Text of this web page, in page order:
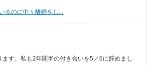
るのに中々離婚をし...
ます。私も2年間半の付き合いを5／6に辞めまし